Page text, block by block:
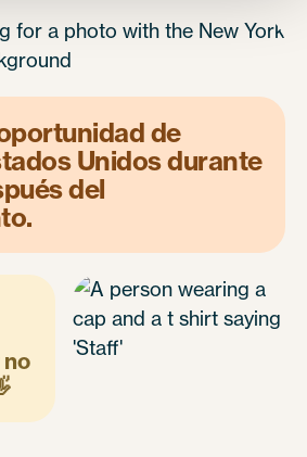
de
Unidos durante
del